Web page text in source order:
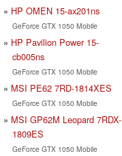
HP OMEN 15-ax201ns
GeForce GTX 1050 Mobile
HP Pavilion Power 15-
cb005ns
GeForce GTX 1050 Mobile
MSI PE62 7RD-1814XES
GeForce GTX 1050 Mobile
MSI GP62M Leopard 7RDX-
1809ES
GeForce GTX 1050 Mobile